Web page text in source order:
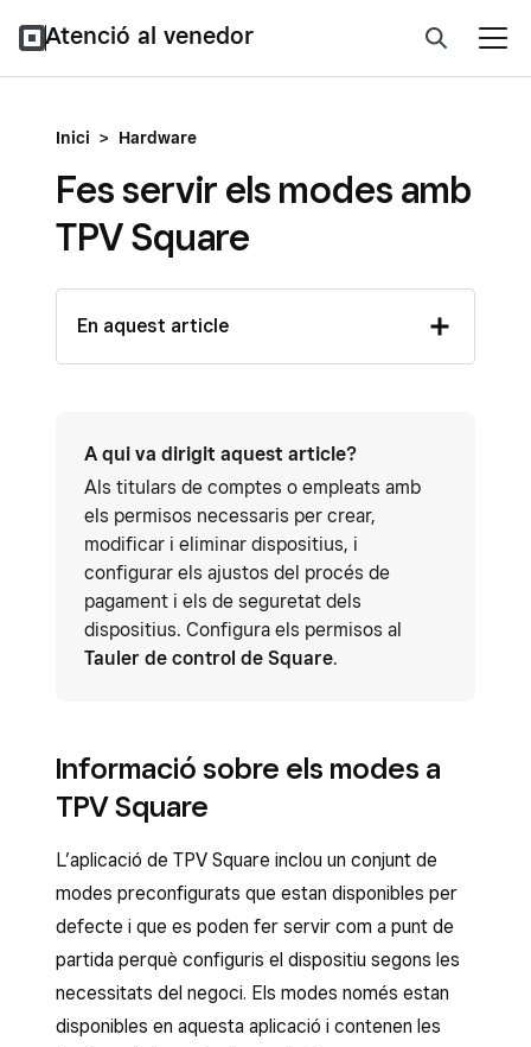
Atenció al venedor
Inici > Hardware
Fes servir els modes amb
TPV Square
En aquest article
A qui va dirigit aquest article?
Als titulars de comptes o empleats amb
els permisos necessaris per crear,
modificar i eliminar dispositius, i
configurar els ajustos del procés de
pagament i els de seguretat dels
dispositius. Configura els permisos al
Tauler de control de Square.
Informació sobre els modes a
TPV Square
L’aplicació de TPV Square inclou un conjunt de
modes preconfigurats que estan disponibles per
defecte i que es poden fer servir com a punt de
partida perquè configuris el dispositiu segons les
necessitats del negoci. Els modes només estan
disponibles en aquesta aplicació i contenen les